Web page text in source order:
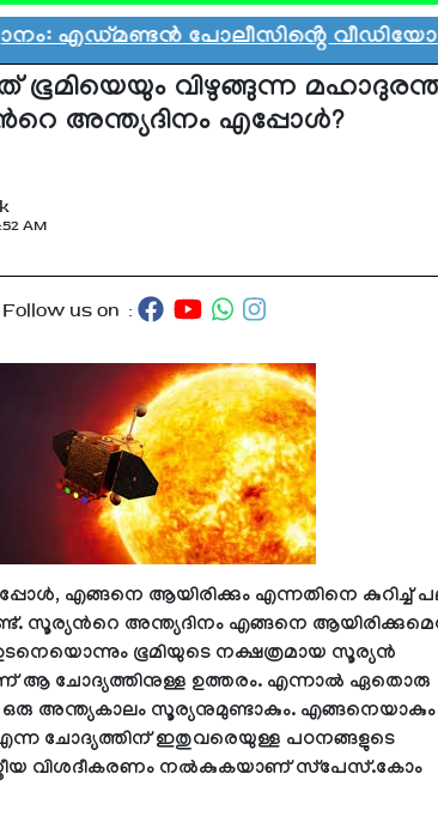
പോലീസിൻ്റെ വീഡിയോ
ഭൂമിയെയും വിഴുങ്ങുന്ന
അന്ത്യദിനം എപ്പോള്‍?
AM
Follow us on :
എങ്ങനെ ആയിരിക്കും എന്നതിനെ കുറിച്ച്
സൂര്യന്‍റെ അന്ത്യദിനം എങ്ങനെ
ഉടനെയൊന്നും ഭൂമിയുടെ നക്ഷത്രമായ സൂര്യൻ
ആ ചോദ്യത്തിനുള്ള ഉത്തരം. എന്നാൽ ഏതൊരു
അന്ത്യകാലം സൂര്യനുമുണ്ടാകും. എങ്ങനെയാകും
ചോദ്യത്തിന് ഇതുവരെയുള്ള പഠനങ്ങളുടെ
വിശദീകരണം നല്‍കുകയാണ് സ്‌പേസ്.കോം